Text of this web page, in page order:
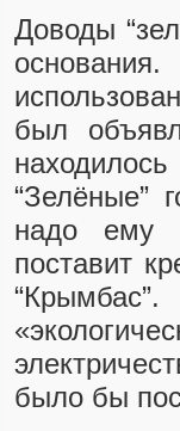
Доводы
был
“Зелёные”
надо ему
поставит
было бы